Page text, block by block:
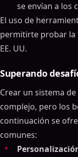
se envían a los
El uso de
permitirte probar la
EE. UU.
Superando
Crear un sistema
complejo, pero los
continuación se
comunes: